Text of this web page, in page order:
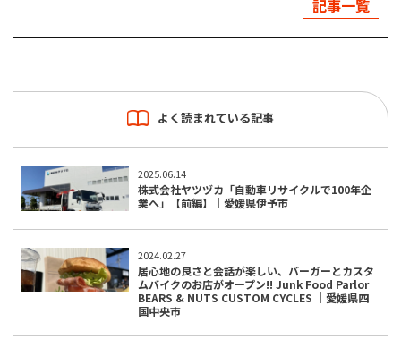
記事一覧
よく読まれている記事
2025.06.14
株式会社ヤツヅカ「自動車リサイクルで100年企
業へ」【前編】｜愛媛県伊予市
2024.02.27
居心地の良さと会話が楽しい、バーガーとカスタ
ムバイクのお店がオープン!! Junk Food Parlor
BEARS & NUTS CUSTOM CYCLES ｜愛媛県四
国中央市